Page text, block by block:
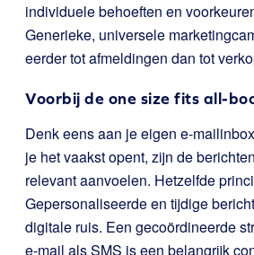
individuele behoeften en
Generieke, universele
eerder tot afmeldingen dan tot
Voorbij de one size fits all-
Denk eens aan je eigen e-
je het vaakst opent, zijn de
relevant aanvoelen. Hetzelfde
Gepersonaliseerde en tijdige
digitale ruis. Een gecoördineerde
e-mail als SMS is een belangrijk